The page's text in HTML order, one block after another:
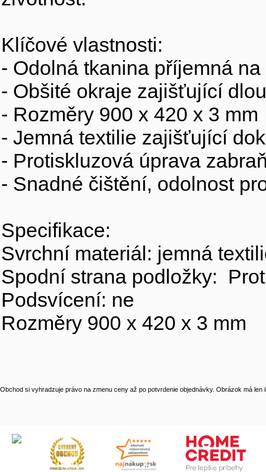
Klíčové vlastnosti:
- Odolná tkanina příjemná na
- Obšité okraje zajišťující
- Rozměry 900 x 420 x 3 mm
- Jemná textilie zajišťující
- Protiskluzová úprava
- Snadné čištění, odolnost
Specifikace:
Svrchní materiál: jemná
Spodní strana podložky:
Podsvícení: ne
Rozměry 900 x 420 x 3 mm
Obchod si vyhradzuje právo na zmenu ceny až po potvrdenie objednávky. Obrázok má len